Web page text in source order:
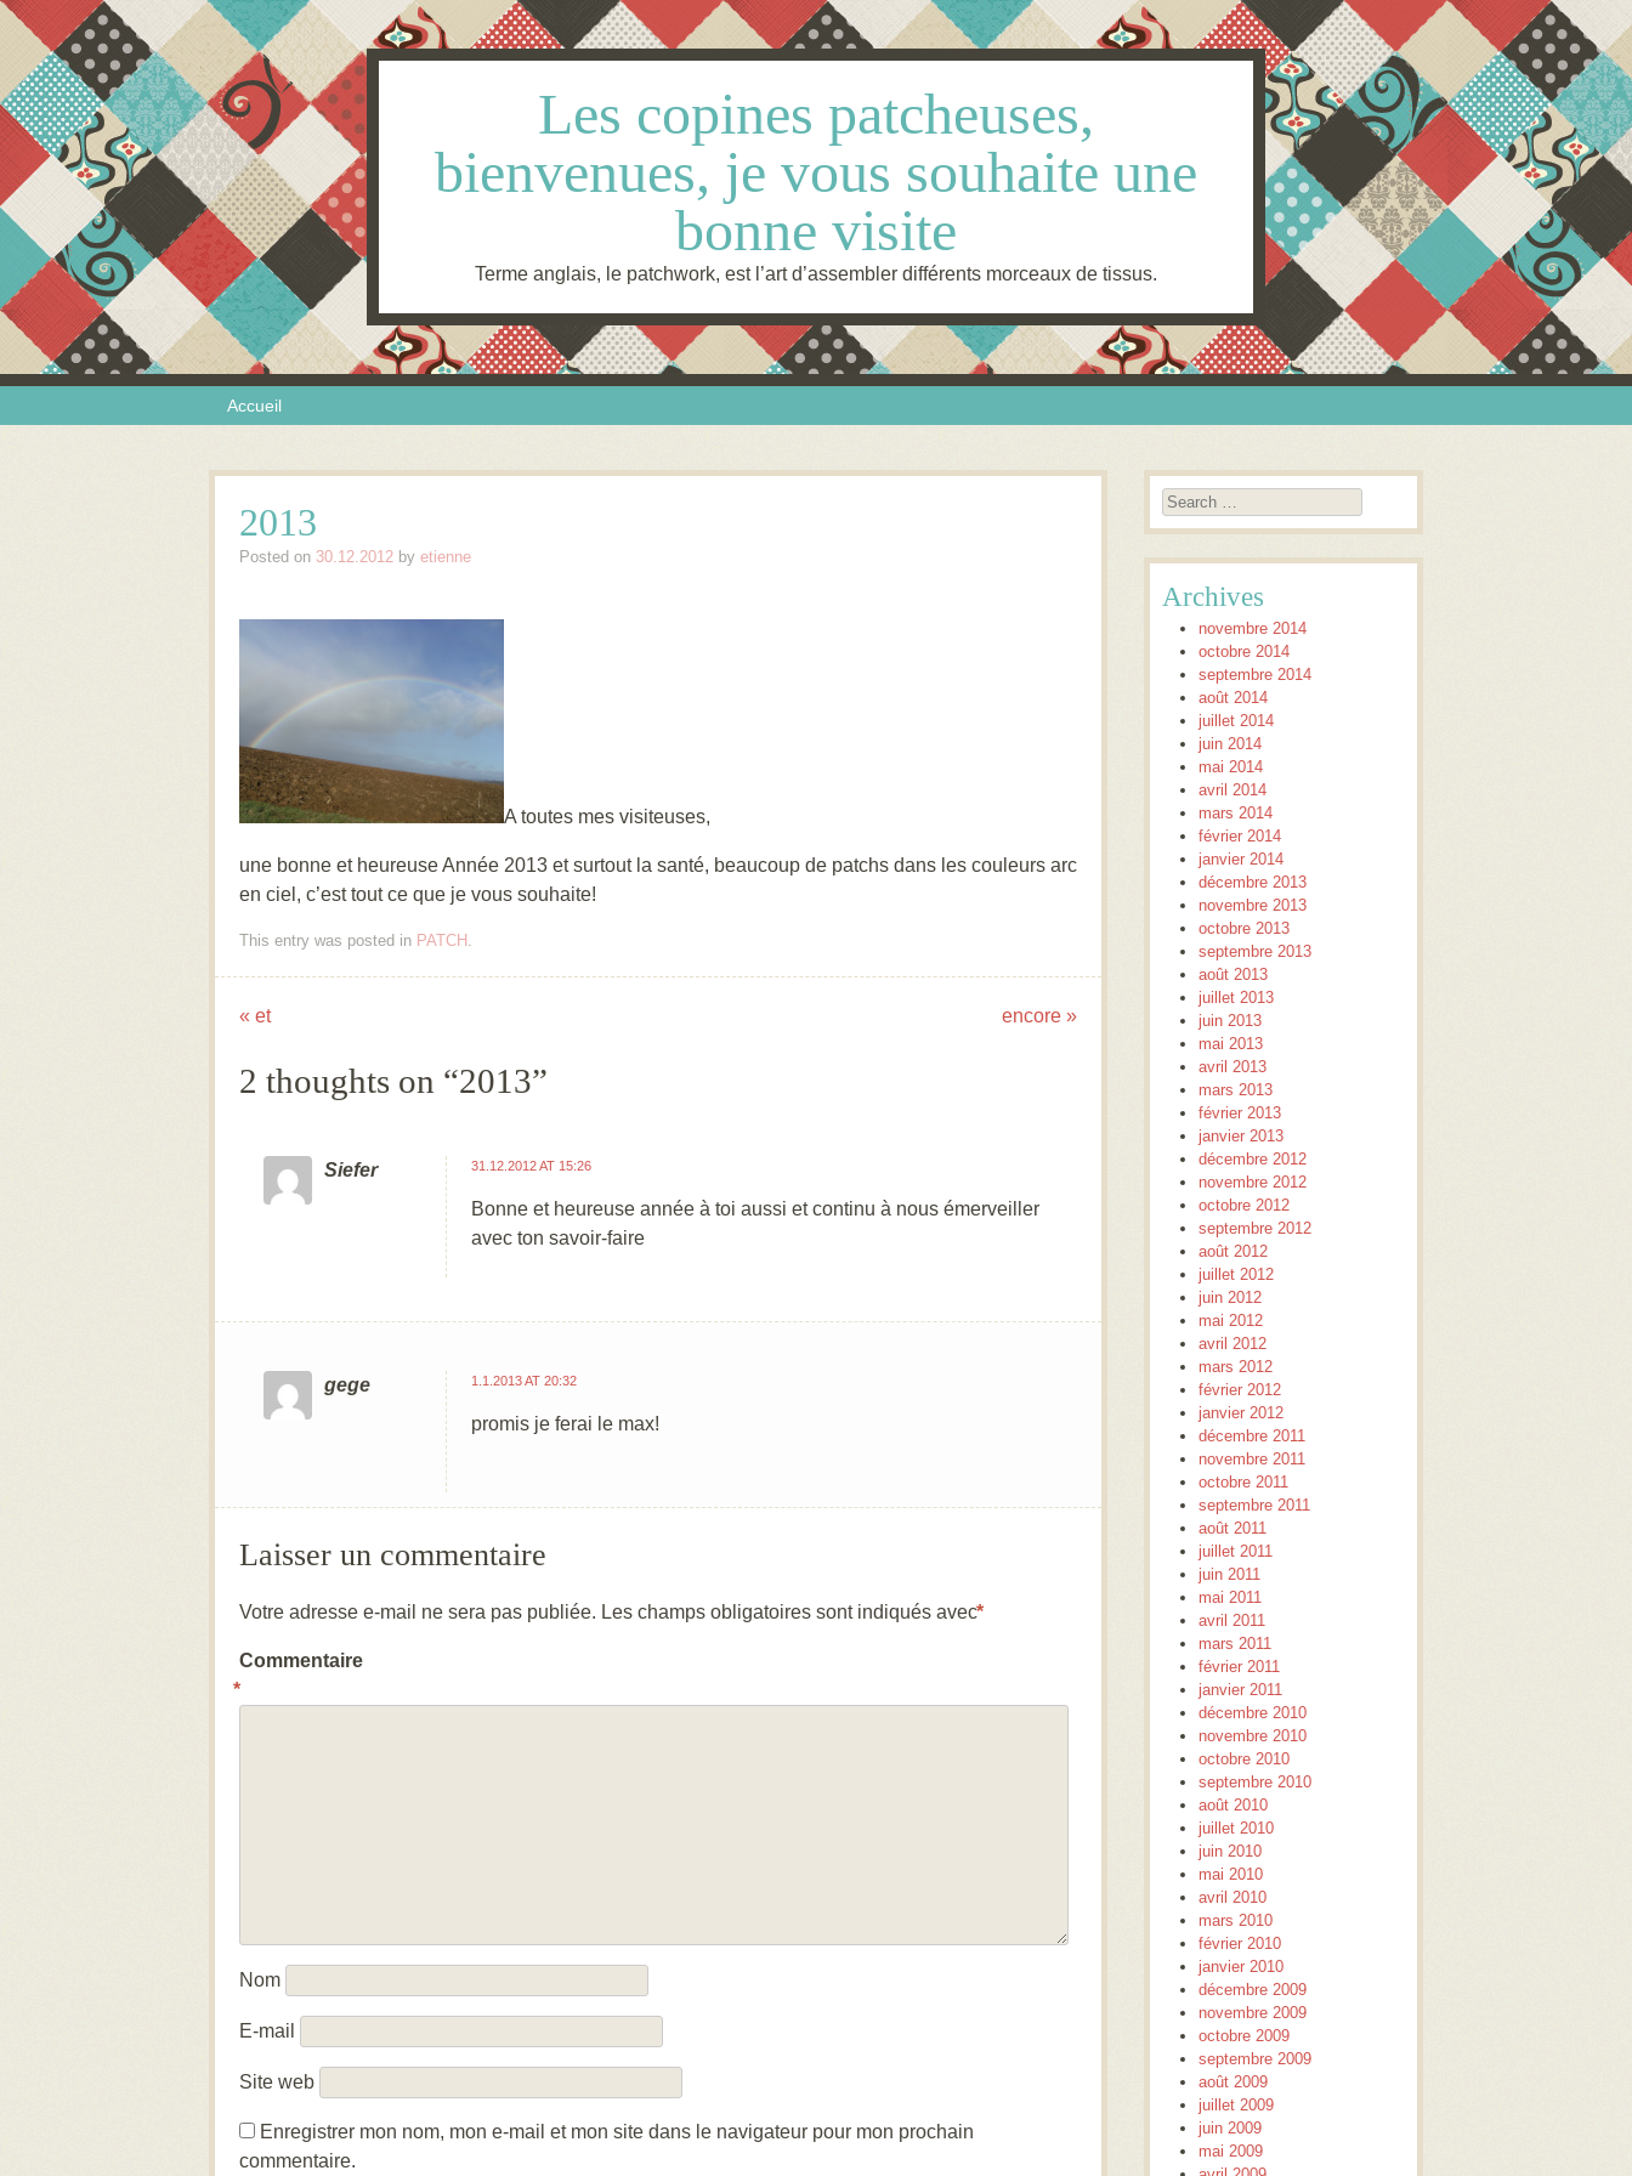
Les copines patcheuses,
bienvenues, je vous souhaite une
bonne visite
Terme anglais, le patchwork, est l’art d’assembler différents morceaux de tissus.
Menu Accueil
2013
Posted on 30.12.2012 by etienne
A toutes mes visiteuses,
une bonne et heureuse Année 2013 et surtout la santé, beaucoup de patchs dans les couleurs arc
en ciel, c’est tout ce que je vous souhaite!
This entry was posted in PATCH .
Post navigation
« et encore »
2 thoughts on “2013”
Siefer 31.12.2012 AT 15:26
Bonne et heureuse année à toi aussi et continu à nous émerveiller
avec ton savoir-faire
gege 1.1.2013 AT 20:32
promis je ferai le max!
Laisser un commentaire
Votre adresse e-mail ne sera pas publiée. Les champs obligatoires sont indiqués avec*
Commentaire
*
Nom
E-mail
Site web
Enregistrer mon nom, mon e-mail et mon site dans le navigateur pour mon prochain
commentaire.
Search
Archives
novembre 2014
octobre 2014
septembre 2014
août 2014
juillet 2014
juin 2014
mai 2014
avril 2014
mars 2014
février 2014
janvier 2014
décembre 2013
novembre 2013
octobre 2013
septembre 2013
août 2013
juillet 2013
juin 2013
mai 2013
avril 2013
mars 2013
février 2013
janvier 2013
décembre 2012
novembre 2012
octobre 2012
septembre 2012
août 2012
juillet 2012
juin 2012
mai 2012
avril 2012
mars 2012
février 2012
janvier 2012
décembre 2011
novembre 2011
octobre 2011
septembre 2011
août 2011
juillet 2011
juin 2011
mai 2011
avril 2011
mars 2011
février 2011
janvier 2011
décembre 2010
novembre 2010
octobre 2010
septembre 2010
août 2010
juillet 2010
juin 2010
mai 2010
avril 2010
mars 2010
février 2010
janvier 2010
décembre 2009
novembre 2009
octobre 2009
septembre 2009
août 2009
juillet 2009
juin 2009
mai 2009